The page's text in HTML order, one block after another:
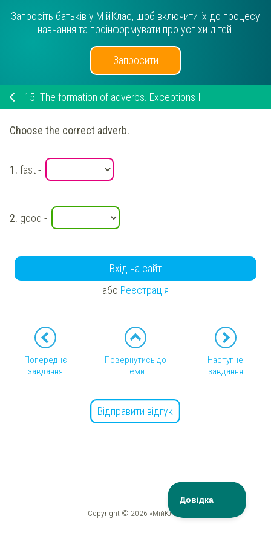
Запросіть батьків у МійКлас, щоб включити їх до процесу
навчання та проінформувати про успіхи дітей.
Запросити
15. The formation of adverbs. Exceptions I
Choose the correct adverb.
1. fast-
2. good -
Вхід на сайт
або Реєстрація
Попереднє
завдання
Повернутись до
теми
Наступне
завдання
Відправити відгук
Copyright © 2026 «МійКлас»